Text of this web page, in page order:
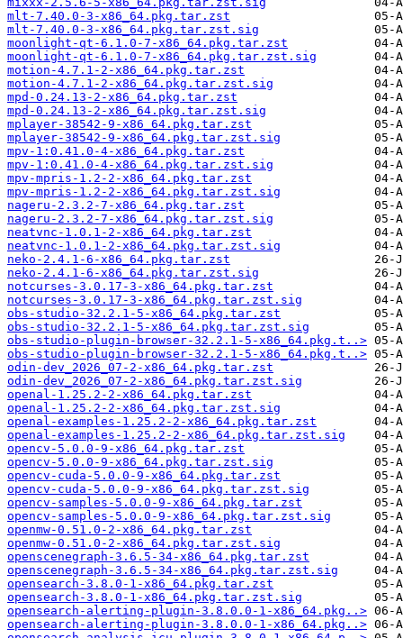
mlt-7.40.0-3-x86_64.pkg.tar.zst
mlt-7.40.0-3-x86_64.pkg.tar.zst.sig
moonlight-qt-6.1.0-7-x86_64.pkg.tar.zst
moonlight-qt-6.1.0-7-x86_64.pkg.tar.zst.sig
motion-4.7.1-2-x86_64.pkg.tar.zst
motion-4.7.1-2-x86_64.pkg.tar.zst.sig
mpd-0.24.13-2-x86_64.pkg.tar.zst
mpd-0.24.13-2-x86_64.pkg.tar.zst.sig
mplayer-38542-9-x86_64.pkg.tar.zst
mplayer-38542-9-x86_64.pkg.tar.zst.sig
mpv-1:0.41.0-4-x86_64.pkg.tar.zst
mpv-1:0.41.0-4-x86_64.pkg.tar.zst.sig
mpv-mpris-1.2-2-x86_64.pkg.tar.zst
mpv-mpris-1.2-2-x86_64.pkg.tar.zst.sig
nageru-2.3.2-7-x86_64.pkg.tar.zst
nageru-2.3.2-7-x86_64.pkg.tar.zst.sig
neatvnc-1.0.1-2-x86_64.pkg.tar.zst
neatvnc-1.0.1-2-x86_64.pkg.tar.zst.sig
neko-2.4.1-6-x86_64.pkg.tar.zst
neko-2.4.1-6-x86_64.pkg.tar.zst.sig
notcurses-3.0.17-3-x86_64.pkg.tar.zst
notcurses-3.0.17-3-x86_64.pkg.tar.zst.sig
obs-studio-32.2.1-5-x86_64.pkg.tar.zst
obs-studio-32.2.1-5-x86_64.pkg.tar.zst.sig
obs-studio-plugin-browser-32.2.1-5-x86_64.pkg.t..>
obs-studio-plugin-browser-32.2.1-5-x86_64.pkg.t..>
odin-dev_2026_07-2-x86_64.pkg.tar.zst
odin-dev_2026_07-2-x86_64.pkg.tar.zst.sig
openal-1.25.2-2-x86_64.pkg.tar.zst
openal-1.25.2-2-x86_64.pkg.tar.zst.sig
openal-examples-1.25.2-2-x86_64.pkg.tar.zst
openal-examples-1.25.2-2-x86_64.pkg.tar.zst.sig
opencv-5.0.0-9-x86_64.pkg.tar.zst
opencv-5.0.0-9-x86_64.pkg.tar.zst.sig
opencv-cuda-5.0.0-9-x86_64.pkg.tar.zst
opencv-cuda-5.0.0-9-x86_64.pkg.tar.zst.sig
opencv-samples-5.0.0-9-x86_64.pkg.tar.zst
opencv-samples-5.0.0-9-x86_64.pkg.tar.zst.sig
openmw-0.51.0-2-x86_64.pkg.tar.zst
openmw-0.51.0-2-x86_64.pkg.tar.zst.sig
openscenegraph-3.6.5-34-x86_64.pkg.tar.zst
openscenegraph-3.6.5-34-x86_64.pkg.tar.zst.sig
opensearch-3.8.0-1-x86_64.pkg.tar.zst
opensearch-3.8.0-1-x86_64.pkg.tar.zst.sig
opensearch-alerting-plugin-3.8.0.0-1-x86_64.pkg..>
opensearch-alerting-plugin-3.8.0.0-1-x86_64.pkg..>